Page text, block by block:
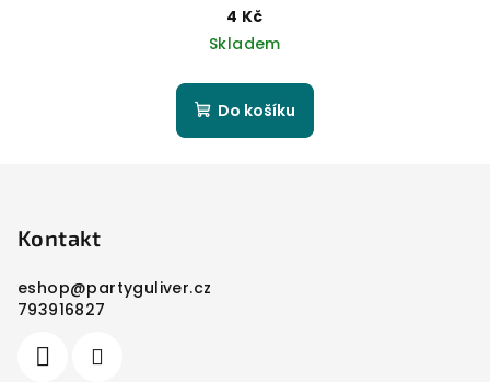
4 Kč
Skladem
Do košíku
Kontakt
eshop@partyguliver.cz
793916827